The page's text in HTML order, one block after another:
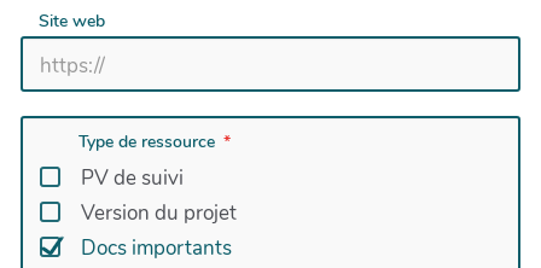
Site web
Type de ressource
PV de suivi
Version du projet
Docs importants